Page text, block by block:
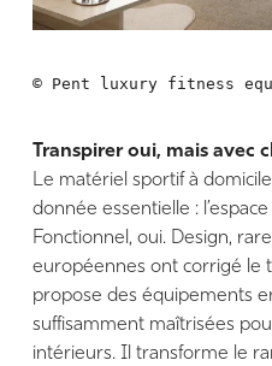
© Pent luxury fitness
Transpirer oui, mais avec
Le matériel sportif à
donnée essentielle :
Fonctionnel, oui. Design,
européennes ont corrigé le
propose des équipements
suffisamment maîtrisées
intérieurs. Il transforme le